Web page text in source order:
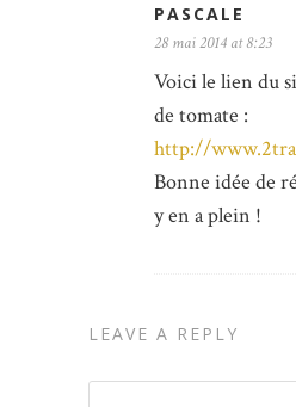
PASCALE
28 mai 2014 at 8:23
Voici le lien du
de tomate :
http://
Bonne idée de
y en a plein !
LEAVE A REPLY